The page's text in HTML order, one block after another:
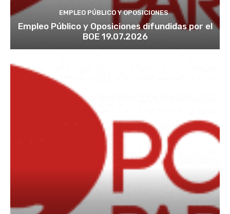
EMPLEO PÚBLICO Y OPOSICIONES
Empleo Público y Oposiciones difundidas por el
BOE 19.07.2026